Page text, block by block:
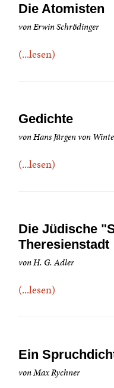
Die Atomisten
von Erwin Schrödinger
(...lesen)
Gedichte
von Hans Jürgen von
(...lesen)
Die Jüdische
Theresienstadt
von H. G. Adler
(...lesen)
Ein
von Max Rychner